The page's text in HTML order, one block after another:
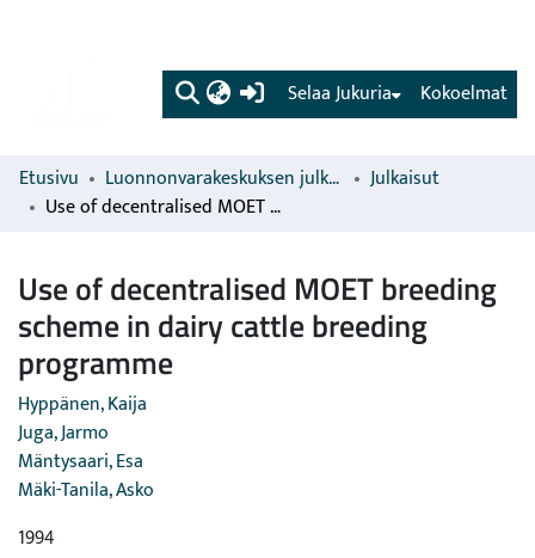
(current) Kokoelmat
Selaa Jukuria
Etusivu Luonnonvarakeskuksen julkaisut
Julkaisut
Use of decentralised MOET breeding scheme in dairy cattle breeding programme
Use of decentralised MOET breeding
scheme in dairy cattle breeding
programme
Hyppänen, Kaija
Juga, Jarmo
Mäntysaari, Esa
Mäki-Tanila, Asko
1994